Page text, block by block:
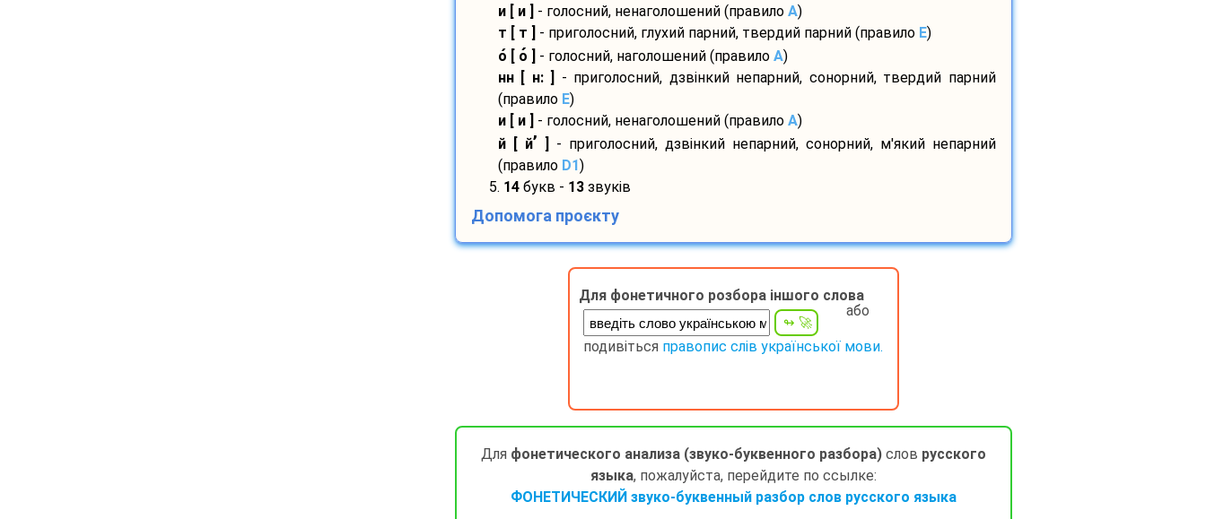
и [ и ]
- голосний, ненаголошений (правило A)
т [ т ]
- приголосний, глухий парний, твердий парний (правило E)
о [ о - голосний, наголошений (правило A)
нн [ н: ]
- приголосний, дзвінкий непарний, сонорний, твердий парний
(правило E)
и [ и ]
- голосний, ненаголошений (правило A)
й [ й’
- приголосний, дзвінкий непарний, сонорний, м'який непарний
(правило D1)
5. 14букв - 13звуків
Допомога проєкту
Для фонетичного розбора іншого слова
або
подивіться правопис слів української мови.
Для фонетического анализа (звуко-буквенного разбора)слов русского
языка, пожалуйста, перейдите по ссылке:
ФОНЕТИЧЕСКИЙ звуко-буквенный разбор слов русского языка